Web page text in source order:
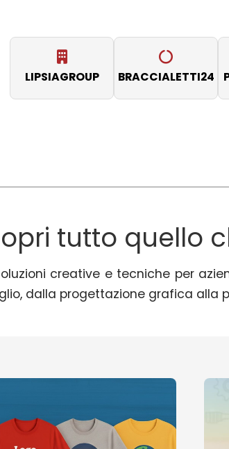
LIPSIAGROUP BRACCIALETTI24
tutto quello
creative e tecniche per
dalla progettazione grafica alla